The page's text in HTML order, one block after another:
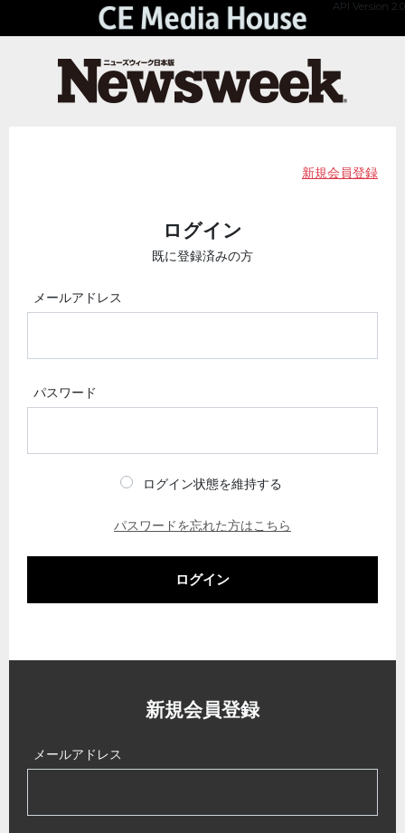
API Version 2.0
新規会員登録
ログイン
既に登録済みの方
メールアドレス
パスワード
ログイン状態を維持する
パスワードを忘れた方はこちら
ログイン
新規会員登録
メールアドレス